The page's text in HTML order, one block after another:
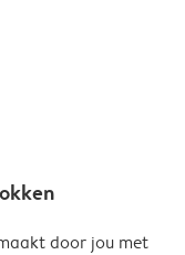
door jou met